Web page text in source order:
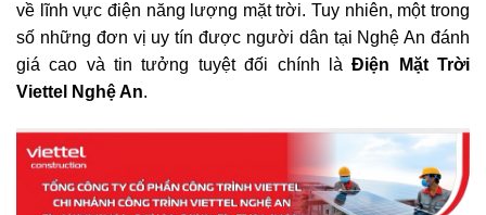
về lĩnh vực điện năng lượng mặt trời. Tuy nhiên, một trong
số những đơn vị uy tín được người dân tại Nghệ An đánh
giá cao và tin tưởng tuyệt đối chính làĐiện Mặt Trời
Viettel Nghệ An.